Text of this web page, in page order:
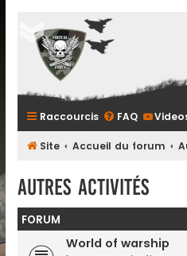
Raccourcis FAQ
Site Accueil du forum
Autres activités
FORUM
World of warship